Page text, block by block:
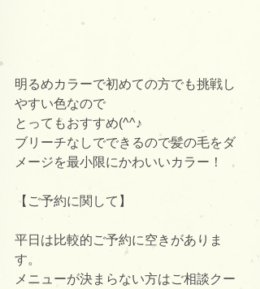
明るめカラーで初めての方でも挑戦し
やすい色なので
とってもおすすめ(^^♪
ブリーチなしでできるので髪の毛をダ
メージを最小限にかわいいカラー！
【ご予約に関して】
平日は比較的ご予約に空きがありま
す。
メニューが決まらない方はご相談クー